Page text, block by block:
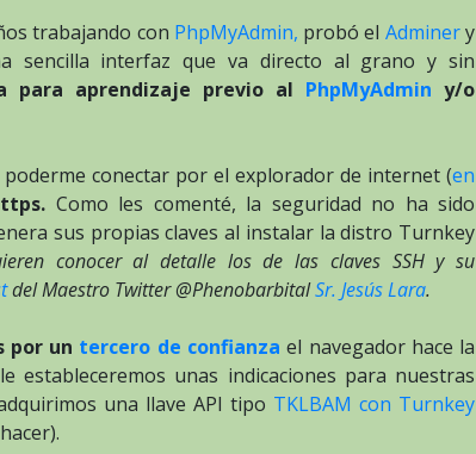
trabajando con PhpMyAdmin, probó el Adminery
sencilla interfaz que va directo al grano y sin
para aprendizaje previo al PhpMyAdmin y/o
conectar por el explorador de internet (en
Como les comenté, la seguridad no ha sido
sus propias claves al instalar la distro Turnkey
conocer al detalle los de las claves SSH y su
del Maestro Twitter @PhenobarbitalSr. Jesús Lara.
por un tercero de confianza el navegador hace la
estableceremos unas indicaciones para nuestras
una llave API tipo TKLBAM con Turnkey